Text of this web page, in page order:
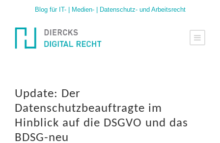
Blog für IT- | Medien- | Datenschutz- und Arbeitsrecht
Update: Der
Datenschutzbeauftragte im
Hinblick auf die DSGVO und das
BDSG-neu